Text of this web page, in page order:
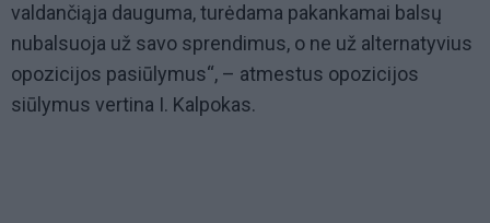
valdančiąja dauguma, turėdama pakankamai balsų
nubalsuoja už savo sprendimus, o ne už alternatyvius
opozicijos pasiūlymus“, – atmestus opozicijos
siūlymus vertina I. Kalpokas.